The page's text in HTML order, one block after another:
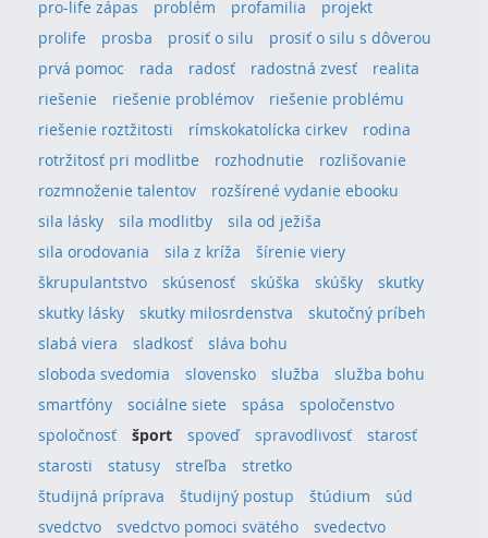
pro-life zápas
problém profamilia
projekt
prolife
prosba prosiť o silu
prosiť o silu s dôverou
prvá pomoc
rada radosť radostná zvesť
realita
riešenie
riešenie problémov
riešenie problému
riešenie roztžitosti
rímskokatolícka cirkev
rodina
rotržitosť pri modlitbe
rozhodnutie
rozlišovanie
rozmnoženie talentov
rozšírené vydanie ebooku
sila lásky
sila modlitby
sila od ježiša
sila orodovania
sila z kríža
šírenie viery
škrupulantstvo
skúsenosť skúška skúšky
skutky
skutky lásky
skutky milosrdenstva
skutočný príbeh
slabá viera
sladkosť
sláva bohu
sloboda svedomia
slovensko služba
služba bohu
smartfóny
sociálne siete spása
spoločenstvo
spoločnosť
šport spoveď spravodlivosť
starosť
starosti
statusy streľba
stretko
študijná príprava
študijný postup štúdium
súd
svedctvo
svedctvo pomoci svätého
svedectvo